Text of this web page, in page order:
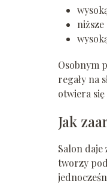
niższe
Osobnym
regały na
otwiera
Jak
Salon
tworzy